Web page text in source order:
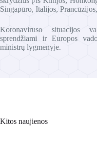
Singapūro, Italijos,
Koronaviruso situacijos
sprendžiami ir Europos
ministrų lygmenyje.
Kitos naujienos